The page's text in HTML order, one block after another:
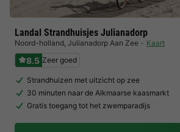
Landal Strandhuisjes Julianadorp
Noord-holland, Julianadorp Aan Zee Kaart
8.5 Zeer goed
Strandhuizen met uitzicht op zee
30 minuten naar de Alkmaarse kaasmarkt
Gratis toegang tot het zwemparadijs